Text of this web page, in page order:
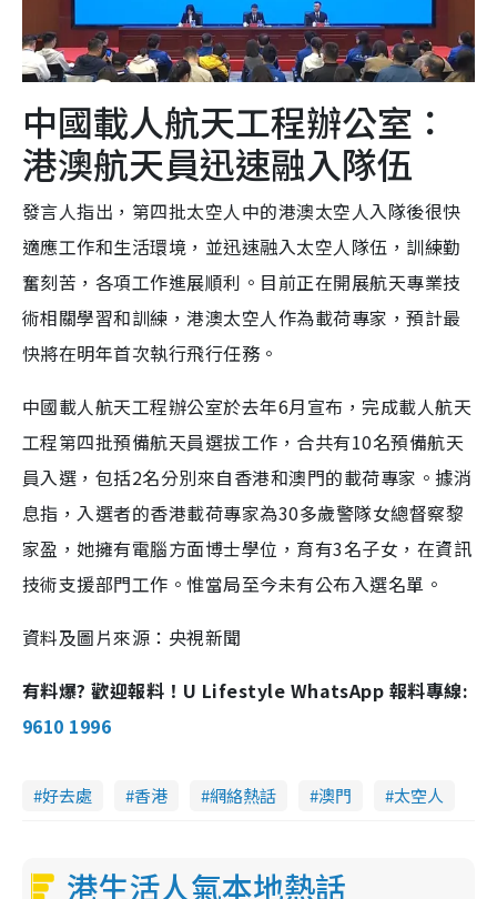
中國載人航天工程辦公室：
港澳航天員迅速融入隊伍
發言人指出，第四批太空人中的港澳太空人入隊後很快
適應工作和生活環境，並迅速融入太空人隊伍，訓練勤
奮刻苦，各項工作進展順利。目前正在開展航天專業技
術相關學習和訓練，港澳太空人作為載荷專家，預計最
快將在明年首次執行飛行任務。
中國載人航天工程辦公室於去年6月宣布，完成載人航天
工程第四批預備航天員選拔工作，合共有10名預備航天
員入選，包括2名分別來自香港和澳門的載荷專家。據消
息指，入選者的香港載荷專家為30多歲警隊女總督察黎
家盈，她擁有電腦方面博士學位，育有3名子女，在資訊
技術支援部門工作。惟當局至今未有公布入選名單。
資料及圖片來源：央視新聞
有料爆? 歡迎報料！U Lifestyle WhatsApp 報料專線:
9610 1996
好去處 香港 網絡熱話 澳門 太空人
港生活人氣本地熱話